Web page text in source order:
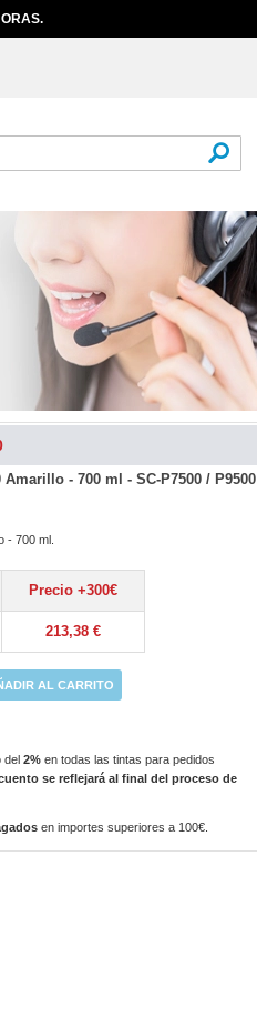
- 700 ml - SC-P7500 / P9500
- 700 ml.
Precio +300€
213,38 €
AL CARRITO
del2% en todas las tintas para pedidos
se reflejará al final del proceso de
en importes superiores a 100€.